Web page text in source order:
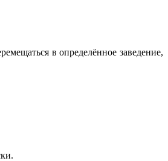
в определённое заведение,